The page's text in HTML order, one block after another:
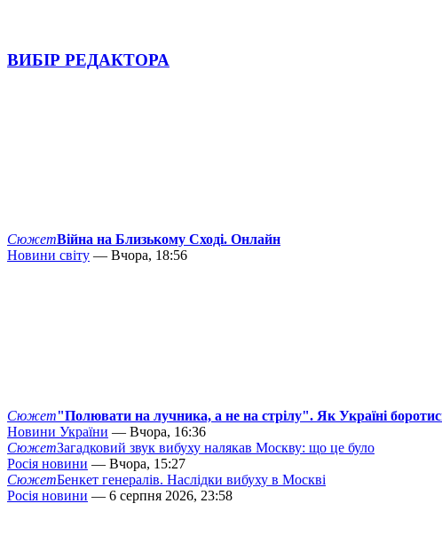
ВИБІР РЕДАКТОРА
СюжетВійна на Близькому Сході. Онлайн
Новини світу — Вчора, 18:56
Сюжет"Полювати на лучника, а не на стрілу". Як Україні
Новини України — Вчора, 16:36
СюжетЗагадковий звук вибуху налякав Москву: що це було
Росія новини — Вчора, 15:27
СюжетБенкет генералів. Наслідки вибуху в Москві
Росія новини — 6 серпня 2026, 23:58